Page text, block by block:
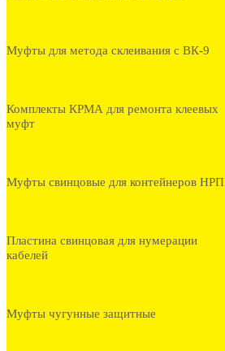
Муфты для метода склеивания с ВК-9
Комплекты КРМА для ремонта клеевых
муфт
Муфты свинцовые для контейнеров НРП
Пластина свинцовая для нумерации
кабелей
Муфты чугунные защитные